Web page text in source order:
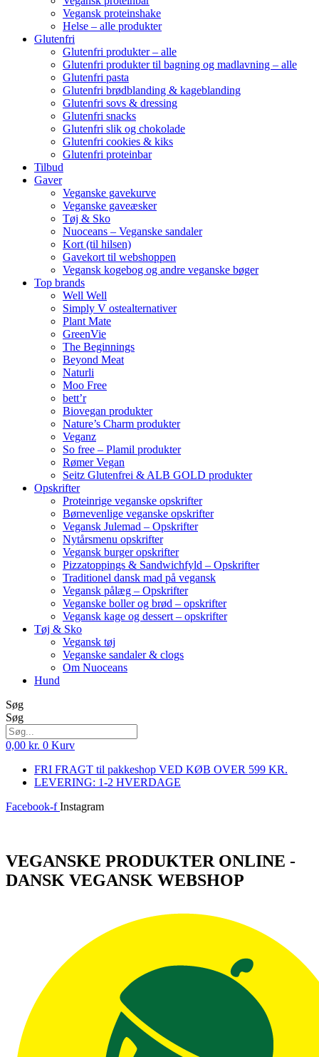
Vegansk proteinshake
Helse – alle produkter
Glutenfri
Glutenfri produkter – alle
Glutenfri produkter til bagning og madlavning – alle
Glutenfri pasta
Glutenfri brødblanding & kageblanding
Glutenfri sovs & dressing
Glutenfri snacks
Glutenfri slik og chokolade
Glutenfri cookies & kiks
Glutenfri proteinbar
Tilbud
Gaver
Veganske gavekurve
Veganske gaveæsker
Tøj & Sko
Nuoceans – Veganske sandaler
Kort (til hilsen)
Gavekort til webshoppen
Vegansk kogebog og andre veganske bøger
Top brands
Well Well
Simply V ostealternativer
Plant Mate
GreenVie
The Beginnings
Beyond Meat
Naturli
Moo Free
bett’r
Biovegan produkter
Nature’s Charm produkter
Veganz
So free – Plamil produkter
Rømer Vegan
Seitz Glutenfrei & ALB GOLD produkter
Opskrifter
Proteinrige veganske opskrifter
Børnevenlige veganske opskrifter
Vegansk Julemad – Opskrifter
Nytårsmenu opskrifter
Vegansk burger opskrifter
Pizzatoppings & Sandwichfyld – Opskrifter
Traditionel dansk mad på vegansk
Vegansk pålæg – Opskrifter
Veganske boller og brød – opskrifter
Vegansk kage og dessert – opskrifter
Tøj & Sko
Vegansk tøj
Veganske sandaler & clogs
Om Nuoceans
Hund
Søg
Søg
0,00 kr. 0 Kurv
FRI FRAGT til pakkeshop VED KØB OVER 599 KR.
LEVERING: 1-2 HVERDAGE
Facebook-f Instagram
VEGANSKE PRODUKTER ONLINE -
DANSK VEGANSK WEBSHOP